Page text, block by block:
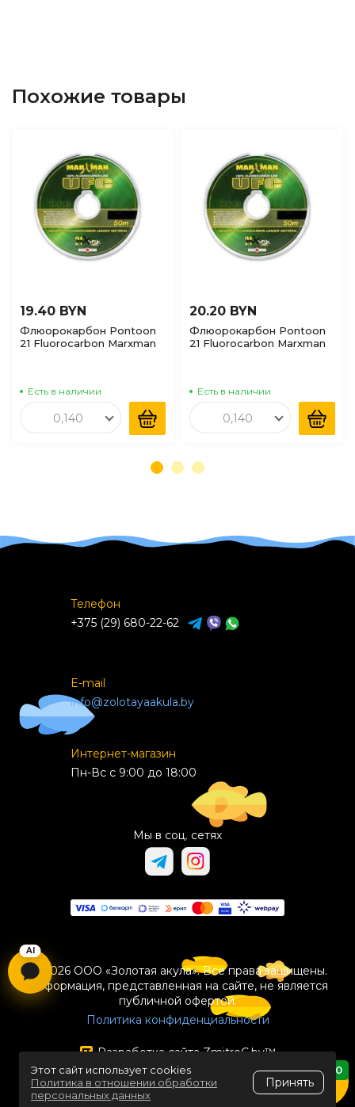
Похожие товары
19.40 BYN
Флюорокарбон Pontoon
21 Fluorocarbon Marxman
Есть в наличии
0,140
20.20 BYN
Флюорокарбон Pontoon
21 Fluorocarbon Marxman
Есть в наличии
0,140
Телефон
+375 (29) 680-22-62
E-mail
info@zolotayaakula.by
Интернет-магазин
Пн-Вс с 9:00 до 18:00
Мы в соц. сетях
© 2026 ООО «Золотая акула». Все права защищены.
Информация, представленная на сайте, не является
публичной офертой.
Политика конфиденциальности
Разработка сайтаZmitroC.by™
0
Этот сайт использует cookies
Политика в отношении обработки
персональных данных
Принять